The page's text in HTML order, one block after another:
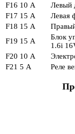
F16 10 А
Левый
F17 15 А
Левая
F18 15 А
F19 15 А
Блок
1.6i
F20 10 А
F21 5 А Реле